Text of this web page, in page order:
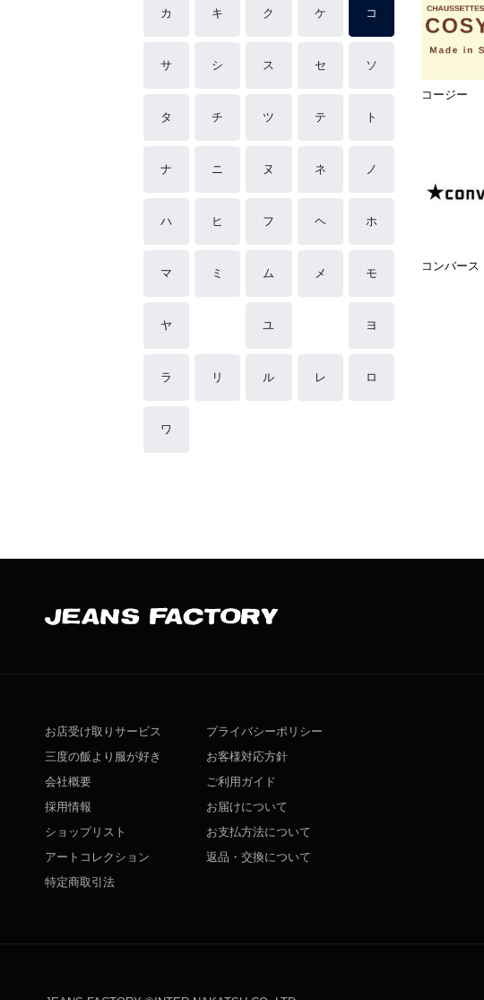
カ キ ク ケ コ
サ シ ス セ ソ
タ チ ツ テ ト
ナ ニ ヌ ネ ノ
ハ ヒ フ ヘ ホ
マ ミ ム メ モ
ヤ ユ ヨ
ラ リ ル レ ロ
ワ
コージー
コンバース
お店受け取りサービス
三度の飯より服が好き
会社概要
採用情報
ショップリスト
アートコレクション
特定商取引法
プライバシーポリシー
お客様対応方針
ご利用ガイド
お届けについて
お支払方法について
返品・交換について